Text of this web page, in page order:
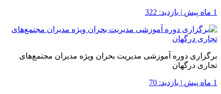
1 ماه پیش | بازدید: 322
برگزاری دوره آموزشی مدیریت بحران ویژه مدیران مجتمع‌های
تجاری درگهان
1 ماه پیش | بازدید: 70